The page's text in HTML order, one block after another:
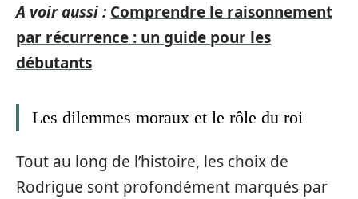
A voir aussi : Comprendre le raisonnement
par récurrence : un guide pour les
débutants
Les dilemmes moraux et le rôle du roi
Tout au long de l’histoire, les choix de
Rodrigue sont profondément marqués par